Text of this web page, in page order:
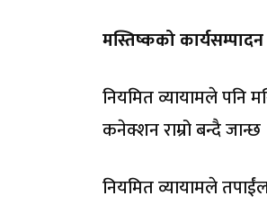
मस्तिष्कको
नियमित व्यायामले पनि
कनेक्शन राम्रो बन्दै जान्छ
नियमित व्यायामले